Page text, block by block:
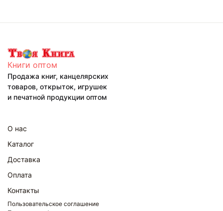
Книги оптом
Продажа книг, канцелярских
товаров, открыток, игрушек
и печатной продукции оптом
О нас
Каталог
Доставка
Оплата
Контакты
Пользовательское соглашение